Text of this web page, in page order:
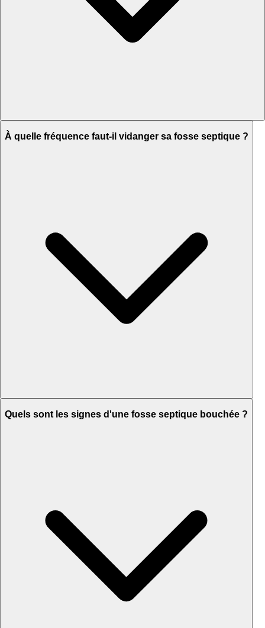
À quelle fréquence faut-il vidanger sa fosse septique ?
Quels sont les signes d'une fosse septique bouchée ?